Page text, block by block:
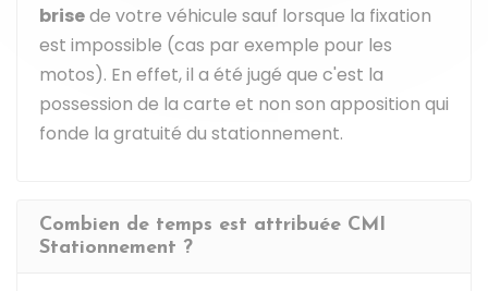
brisede votre véhicule sauf lorsque la fixation
est impossible (cas par exemple pour les
motos). En effet, il a été jugé que c'est la
possession de la carte et non son apposition qui
fonde la gratuité du stationnement.
Combien de temps est attribuée CMI
Stationnement ?